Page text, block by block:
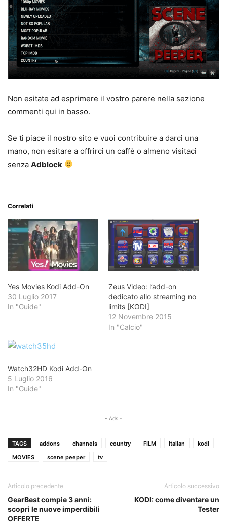
Non esitate ad esprimere il vostro parere nella sezione
commenti qui in basso.
Se ti piace il nostro sito e vuoi contribuire a darci una
mano, non esitare a offrirci un caffè o almeno visitaci
senza Adblock
Correlati
Yes Movies Kodi Add-On
30 Luglio 2017
In "Guide"
Zeus Video: l’add-on
dedicato allo streaming no
limits [KODI]
12 Novembre 2015
In "Calcio"
Watch32HD Kodi Add-On
5 Luglio 2016
In "Guide"
- Ads -
TAGS addons channels country FILM italian
kodi
MOVIES
scene peeper tv
Articolo precedente
GearBest compie 3 anni:
scopri le nuove imperdibili
OFFERTE
Articolo successivo
KODI: come diventare un
Tester